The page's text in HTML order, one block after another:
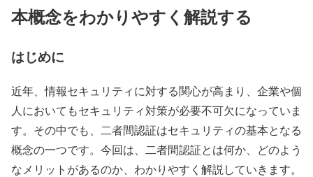
本概念をわかりやすく解説する
はじめに
近年、情報セキュリティに対する関心が高まり、企業や個
人においてもセキュリティ対策が必要不可欠になっていま
す。その中でも、二者間認証はセキュリティの基本となる
概念の一つです。今回は、二者間認証とは何か、どのよう
なメリットがあるのか、わかりやすく解説していきます。